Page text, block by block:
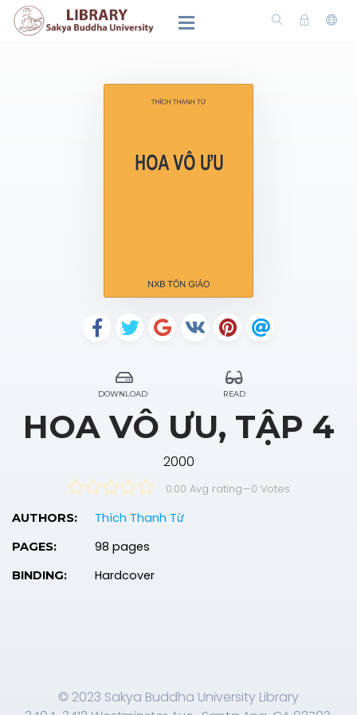
DOWNLOAD READ
HOA VÔ ƯU, TẬP 4
2000
0.00 Avg rating—0 Votes
AUTHORS: Thích Thanh Từ
PAGES: 98 pages
BINDING: Hardcover
© 2023 Sakya Buddha University Library